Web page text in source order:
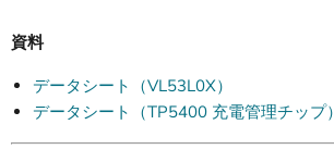
資料
データシート（VL53L0X）
データシート（TP5400 充電管理チップ）